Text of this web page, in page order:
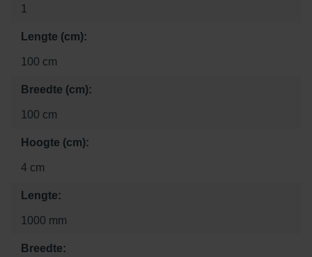
1
Lengte (cm):
100 cm
Breedte (cm):
100 cm
Hoogte (cm):
4 cm
Lengte:
1000 mm
Breedte: